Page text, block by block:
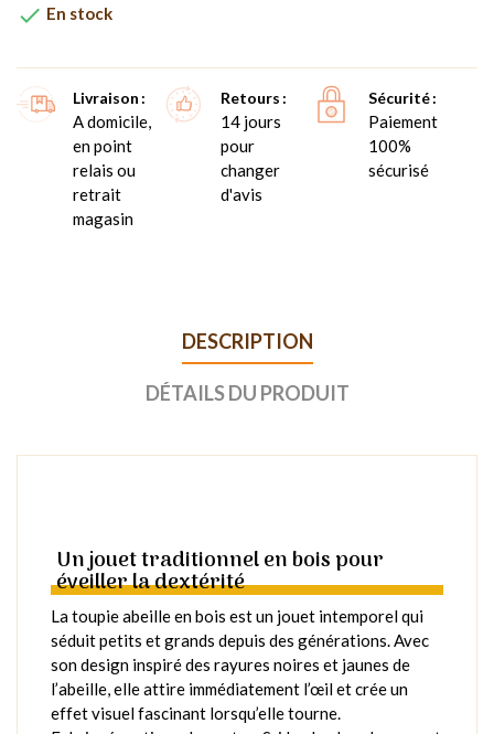
 En stock
Livraison
A domicile,
en point
relais ou
retrait
magasin
Retours
14 jours
pour
changer
d'avis
Sécurité
Paiement
100%
sécurisé
DESCRIPTION
DÉTAILS DU PRODUIT
Un jouet traditionnel en bois pour
éveiller la dextérité
La toupie abeille en bois est un jouet intemporel qui
séduit petits et grands depuis des générations. Avec
son design inspiré des rayures noires et jaunes de
l’abeille, elle attire immédiatement l’œil et crée un
effet visuel fascinant lorsqu’elle tourne.